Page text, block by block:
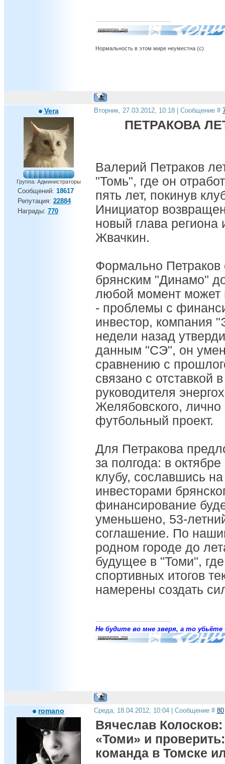
Нормальность в этом мире неуместна (с)
Vera
Группа: Администраторы
Сообщений: 18617
Репутация: 22884
Награды: 770
Вторник, 27.03.2012, 10:18 | Сообщение #
ПЕТРАКОВА
Валерий Петраков
"Томь", где он
пять лет, покинув
Инициатор
новый глава региона
Жвачкин.
Формально Петраков
брянским "Динамо"
любой момент может
- проблемы с
инвестор, компания
недели назад
данным "СЭ", он
сравнению с
связано с отставкой
руководителя
Желябовского,
футбольный проект.
Для Петракова
за полгода: в
клубу, сославшись
инвесторами
финансирование
уменьшено, 53-
соглашение. По
родном городе до
будущее в "Томи",
спортивных итогов
намерены создать
Не будите во мне зверя, а то убьёте
romano Среда, 18.04.2012, 10:04 | Сообщение # 80
Вячеслав
«Томи» и
команда в Томске